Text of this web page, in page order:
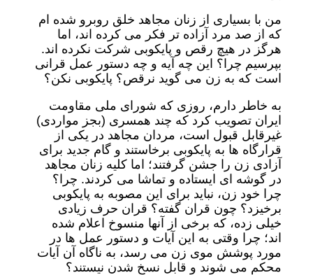
من با بسیاری از زنان مجاهد خلق روبرو شده ام
که از صد مرد آزاده تر فکر می کرده اند، اما
هرگز در هیچ رقص و پایکوبی شرکت نکرده اند.
بپرسیم چرا؟ این چه آیه و چه دستور عمل قرانی
است که به زن می گوید نرقص؟ پایکوبی نکن؟
به خاطر دارم، روزی که شورای ملی مقاومت
ایران تصویب کرد که چند همسری (بجز مواردی)
غیرقابل قبول است، مردان مجاهد در یکی از
قرارگاه ها به پایکوبی برخاستند و گام جدید برای
آزادی زن را جشن گرفتند؛ اما کلیه زنان مجاهد
در گوشه ای ایستاده و تماشا می کردند. چرا؟
چرا خود زن، نباید برای این مصوبه به پایکوبی
برخیزد؟ چون قران گفته؟ قران حرف زیادی
خیلی زده، که برخی از آنها منسوخ اعلام شده
اند؛ چرا وقتی به این آیات و دستور عمل ها در
مورد پوشش موی زن می رسد، به ناگاه آن آیات
محکم می شوند و قابل نسخ شدن نیستند؟